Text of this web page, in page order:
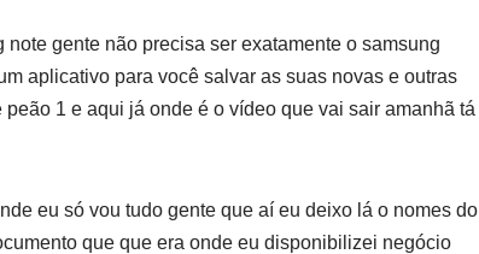
gente não precisa ser exatamente o samsung
aplicativo para você salvar as suas novas e outras
1 e aqui já onde é o vídeo que vai sair amanhã tá
eu só vou tudo gente que aí eu deixo lá o nomes do
que que era onde eu disponibilizei negócio